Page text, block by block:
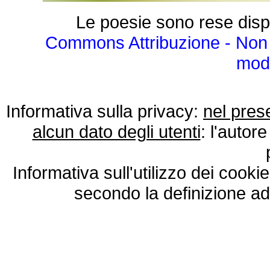
Le poesie sono rese
Commons Attribuzione -
Informativa sulla privacy: nel
alcun dato degli utenti:
Informativa sull'utilizzo dei
secondo la definizione